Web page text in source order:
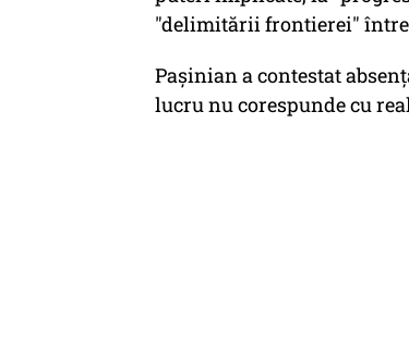
"delimitării frontierei" între
Paşinian a contestat
lucru nu corespunde cu